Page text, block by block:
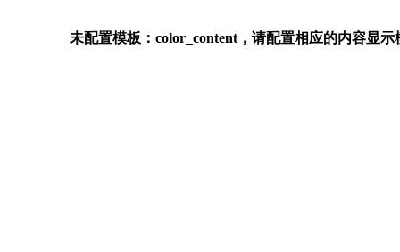
未配置模板：color_content，请配置相应的内容显示